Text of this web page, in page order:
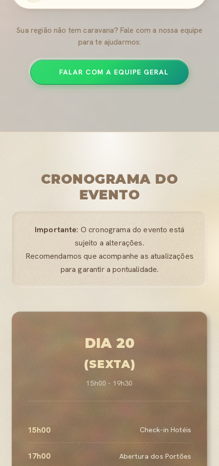
Sua região não tem caravana? Fale com a nossa equipe
para te ajudarmos:
FALAR COM A EQUIPE GERAL
CRONOGRAMA DO
EVENTO
Importante: O cronograma do evento está
sujeito a alterações.
Recomendamos que acompanhe as atualizações
para garantir a pontualidade.
DIA 20
(SEXTA)
15h00 - 19h30
15h00 Check-in Hotéis
17h00 Abertura dos Portões